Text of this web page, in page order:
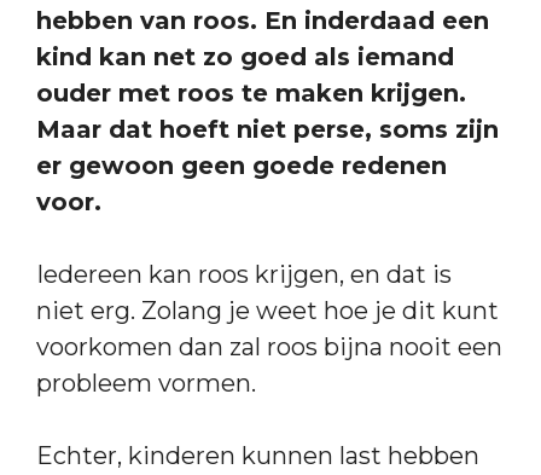
hebben van roos. En inderdaad een
kind kan net zo goed als iemand
ouder met roos te maken krijgen.
Maar dat hoeft niet perse, soms zijn
er gewoon geen goede redenen
voor.
Iedereen kan roos krijgen, en dat is
niet erg. Zolang je weet hoe je dit kunt
voorkomen dan zal roos bijna nooit een
probleem vormen.
Echter, kinderen kunnen last hebben